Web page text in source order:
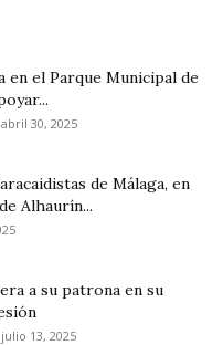
en el Parque Municipal de
abril 30, 2025
de Málaga, en
Alhaurín...
a su patrona en su
julio 13, 2025